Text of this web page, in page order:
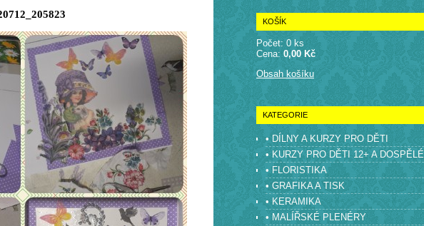
KOŠÍK
Počet: 0 ks
Cena:0,00 Kč
Obsah košíku
KATEGORIE
• DÍLNY A KURZY PRO DĚTI
• KURZY PRO DĚTI 12+ A DOSPĚLÉ
• FLORISTIKA
• GRAFIKA A TISK
• KERAMIKA
• MALÍŘSKÉ PLENÉRY